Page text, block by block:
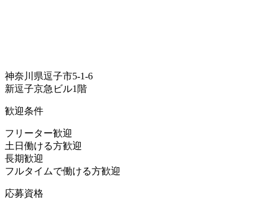
神奈川県逗子市5-1-6
新逗子京急ビル1階
歓迎条件
フリーター歓迎
土日働ける方歓迎
長期歓迎
フルタイムで働ける方歓迎
応募資格